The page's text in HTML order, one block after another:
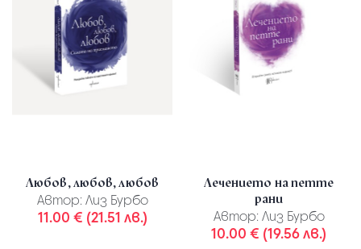
Любов, любов, любов
Автор: Лиз Бурбо
11.00 € (21.51 лв.)
Лечението на петте
рани
Автор: Лиз Бурбо
10.00 € (19.56 лв.)